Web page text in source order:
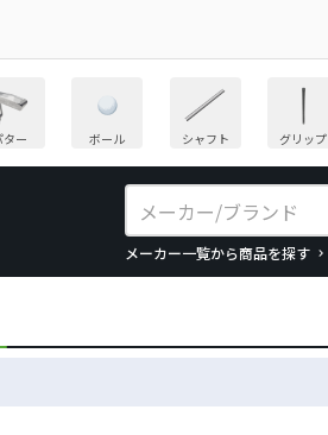
ター ボール シャフト グリップ
メーカー一覧から商品を探す